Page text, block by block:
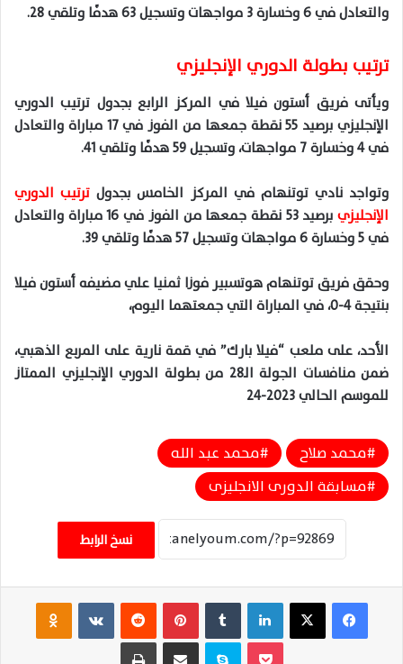
والتعادل في 6 وخسارة 3 مواجهات وتسجيل 63 هدفًا وتلقي 28.
ترتيب بطولة الدوري الإنجليزي
ويأتى فريق أستون فيلا في المركز الرابع بجدول ترتيب الدوري
الإنجليزي برصيد 55 نقطة جمعها من الفوز في 17 مباراة والتعادل
في 4 وخسارة 7 مواجهات، وتسجيل 59 هدفًا وتلقي 41.
وتواجد نادي توتنهام في المركز الخامس بجدولترتيب الدوري
الإنجليزي
برصيد 53 نقطة جمعها من الفوز في 16 مباراة والتعادل
في 5 وخسارة 6 مواجهات وتسجيل 57 هدفًا وتلقي 39.
وحقق فريق توتنهام هوتسبير فوزا ثمنيا علي مضيفه أستون فيلا
بنتيجة 4-0، في المباراة التي جمعتهما اليوم،
الأحد، على ملعب “فيلا بارك” في قمة نارية على المربع الذهبي،
ضمن منافسات الجولة الـ28 من بطولة الدوري الإنجليزي الممتاز
للموسم الحالي 2023-24
محمد صلاح
محمد عبد الله
مسابقة الدورى الانجليزى
نسخ الرابط
فيسبوك ‫X لينكدإن بينتيريست ‏VKontakte
سكايب مشاركة عبر البريد طباعة